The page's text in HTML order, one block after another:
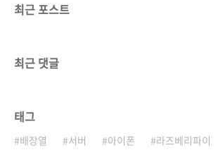
최근 포스트
최근 댓글
태그
배장열 서버 아이폰 라즈베리파이